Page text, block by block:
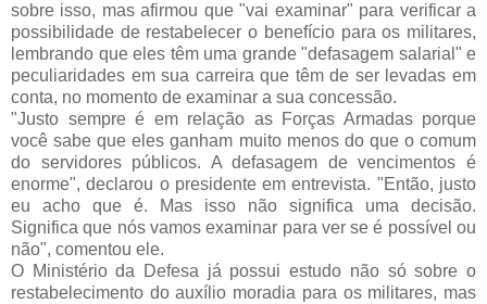
sobre isso, mas afirmou que "vai examinar" para verificar a
possibilidade de restabelecer o benefício para os militares,
lembrando que eles têm uma grande "defasagem salarial" e
peculiaridades em sua carreira que têm de ser levadas em
conta, no momento de examinar a sua concessão.
"Justo sempre é em relação as Forças Armadas porque
você sabe que eles ganham muito menos do que o comum
do servidores públicos. A defasagem de vencimentos é
enorme", declarou o presidente em entrevista. "Então, justo
eu acho que é. Mas isso não significa uma decisão.
Significa que nós vamos examinar para ver se é possível ou
não", comentou ele.
O Ministério da Defesa já possui estudo não só sobre o
restabelecimento do auxílio moradia para os militares, mas